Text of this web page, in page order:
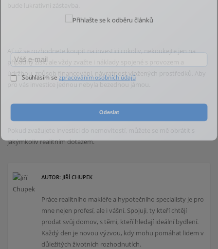
lukrativní zástavba.
Ať už se rozhodnete koupit na investici cokoliv, nekoukejte jen na
případný zisk, ale vždy zvažte i
údržbou, způsob financování, návratnost vložených prostředků. Aby
vás investice jednou nebyla bezednou jámou.
Pokud zvažujete investici do nemovitostí, můžete se mě obrátit s
jakýmkoliv realitním dotazem.
AUTOR: JIŘÍ CHUPEK
Práce realitního makléře a hypotečního specialisty je pro
mne nejen profesí, ale i vášní. Spojuji, ty kteří chtějí
prodat svůj domov, s těmi, kteří hledají ideální bydlení.
Každý den je novou výzvou, kdy mohu pomáhat lidem v
důležitých životních rozhodnutích.
Souhlasím se zpracováním osobních údajů
Odeslat